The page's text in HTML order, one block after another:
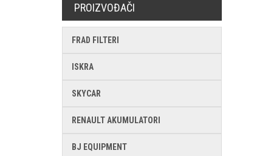
PROIZVOĐAČI
FRAD FILTERI
ISKRA
SKYCAR
RENAULT AKUMULATORI
BJ EQUIPMENT